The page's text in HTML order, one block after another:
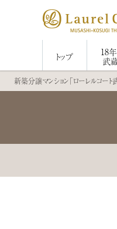
トップ
18
武
新築分譲マンション「ローレルコート